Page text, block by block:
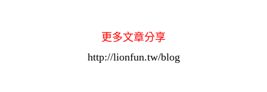
更多文章分享
http://lionfun.tw/blog